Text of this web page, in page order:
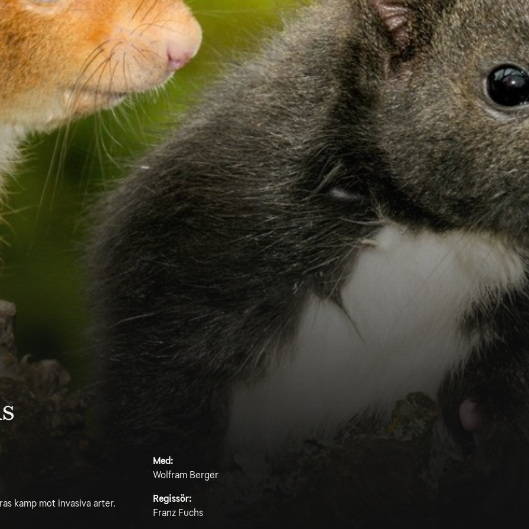
kamp mot invasiva arter.
Med:
Wolfram Berger
Regissör:
Franz Fuchs